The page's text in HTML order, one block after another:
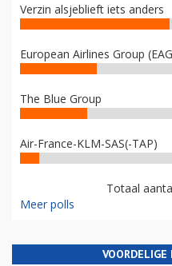
Verzin alsjeblieft iets anders
European Airlines Group
The Blue Group
Air-France-KLM-SAS(-TAP)
Totaal
Meer polls